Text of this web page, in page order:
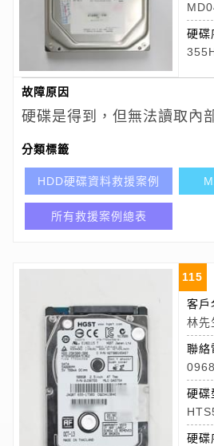
硬碟
故障原因
硬碟是得到，但無法讀取內
分類標籤
HDD硬碟資料救援案例
所有救援案例總表
115
客戶
林先
聯絡
硬碟
硬碟